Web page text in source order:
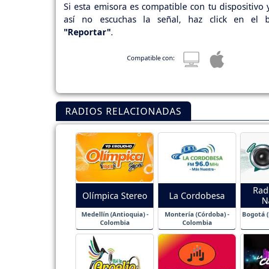
Si esta emisora es compatible con tu dispositivo
así no escuchas la señal, haz click en el
"Reportar".
Compatible con:
RADIOS RELACIONADAS
Olímpica Stereo
Medellín (Antioquia) -
Colombia
La Cordobesa
Montería (Córdoba) -
Colombia
Bogotá